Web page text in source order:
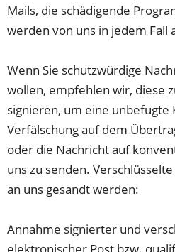
Mails, die schädigende
werden von uns in jedem Fall
Wenn Sie schutzwürdige
wollen, empfehlen wir, diese
signieren, um eine unbefugte
Verfälschung auf dem
oder die Nachricht auf
uns zu senden.
an uns gesandt werden:
Annahme signierter und